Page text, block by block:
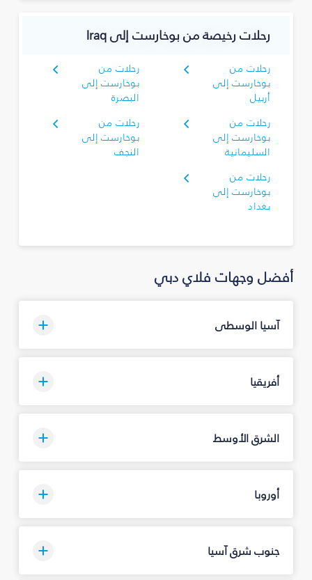
رحلات رخيصة من بوخارست إلى Iraq
رحلات من
بوخارست إلى
أربيل
رحلات من
بوخارست إلى
البصرة‎
رحلات من
بوخارست إلى
السليمانية‎
رحلات من
بوخارست إلى
النجف
رحلات من
بوخارست إلى
بغداد
أفضل وجهات فلاي دبي
آسيا الوسطى
أفريقيا
الشرق الأوسط
أوروبا
جنوب شرق آسيا